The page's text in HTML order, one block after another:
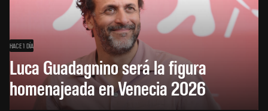
HACE 1 DÍA
Luca Guadagnino será la figura
homenajeada en Venecia 2026